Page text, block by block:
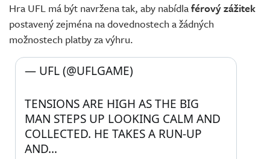
Hra UFL má být navržena tak, aby nabídlaférový zážitek
postavený zejména na dovednostech a žádných
možnostech platby za výhru.
TENSIONS ARE HIGH AS THE BIG
MAN STEPS UP LOOKING CALM AND
COLLECTED. HE TAKES A RUN-UP
AND…
— UFL (@UFLGAME)